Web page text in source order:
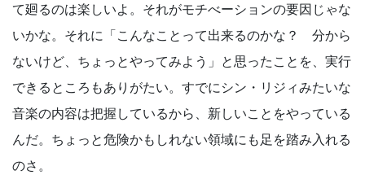
て廻るのは楽しいよ。それがモチべーションの要因じゃな
いかな。それに「こんなことって出来るのかな？ 分から
ないけど、ちょっとやってみよう」と思ったことを、実行
できるところもありがたい。すでにシン・リジィみたいな
音楽の内容は把握しているから、新しいことをやっている
んだ。ちょっと危険かもしれない領域にも足を踏み入れる
のさ。